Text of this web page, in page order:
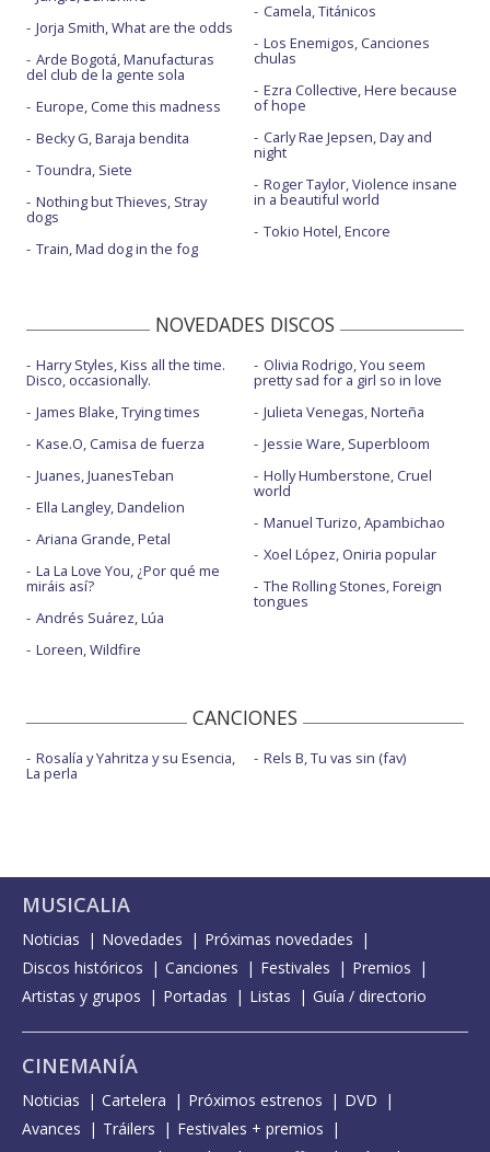
Jorja Smith, What are the odds
Arde Bogotá, Manufacturas
del club de la gente sola
Europe, Come this madness
Becky G, Baraja bendita
Toundra, Siete
Nothing but Thieves, Stray
dogs
Train, Mad dog in the fog
Camela, Titánicos
Los Enemigos, Canciones
chulas
Ezra Collective, Here because
of hope
Carly Rae Jepsen, Day and
night
Roger Taylor, Violence insane
in a beautiful world
Tokio Hotel, Encore
NOVEDADES DISCOS
Harry Styles, Kiss all the time.
Disco, occasionally.
James Blake, Trying times
Kase.O, Camisa de fuerza
Juanes, JuanesTeban
Ella Langley, Dandelion
Ariana Grande, Petal
La La Love You, ¿Por qué me
miráis así?
Andrés Suárez, Lúa
Loreen, Wildfire
Olivia Rodrigo, You seem
pretty sad for a girl so in love
Julieta Venegas, Norteña
Jessie Ware, Superbloom
Holly Humberstone, Cruel
world
Manuel Turizo, Apambichao
Xoel López, Oniria popular
The Rolling Stones, Foreign
tongues
CANCIONES
Rosalía y Yahritza y su Esencia,
La perla
Rels B, Tu vas sin (fav)
MUSICALIA
Noticias Novedades
Próximas novedades
Discos históricos
Canciones Festivales
Premios
Artistas y grupos
Portadas Listas Guía / directorio
CINEMANÍA
Noticias Cartelera Próximos estrenos
DVD
Avances
Tráilers
Festivales + premios